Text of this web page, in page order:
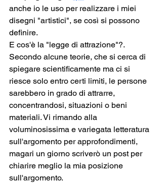
anche io le uso per realizzare i miei
disegni "artistici", se così si possono
definire.
E cos'è la "legge di attrazione"?.
Secondo alcune teorie, che si cerca di
spiegare scientificamente ma ci si
riesce solo entro certi limiti, le persone
sarebbero in grado di attrarre,
concentrandosi, situazioni o beni
materiali. Vi rimando alla
voluminosissima e variegata letteratura
sull'argomento per approfondimenti,
magari un giorno scriverò un post per
chiarire meglio la mia posizione
sull'argomento.